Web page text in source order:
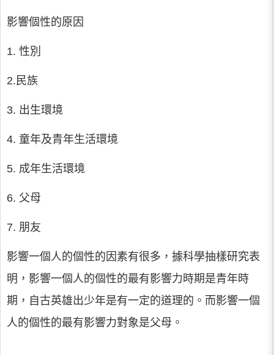
影響個性的原因
1. 性別
2.民族
3. 出生環境
4. 童年及青年生活環境
5. 成年生活環境
6. 父母
7. 朋友
影響一個人的個性的因素有很多，據科學抽樣研究表
明，影響一個人的個性的最有影響力時期是青年時
期，自古英雄出少年是有一定的道理的。而影響一個
人的個性的最有影響力對象是父母。